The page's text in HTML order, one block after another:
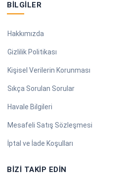
BILGILER
Hakkımızda
Gizlilik Politikası
Kişisel Verilerin Korunması
Sıkça Sorulan Sorular
Havale Bilgileri
Mesafeli Satış Sözleşmesi
İptal ve İade Koşulları
BIZI TAKIP EDIN